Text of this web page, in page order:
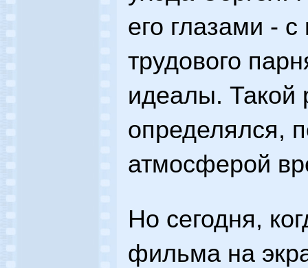
его глазами -
трудового
идеалы. Такой
определялся,
атмосферой
Но сегодня,
фильма на